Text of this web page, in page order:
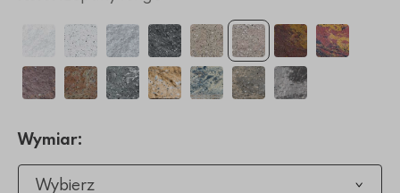
Wymiar:
Wybierz